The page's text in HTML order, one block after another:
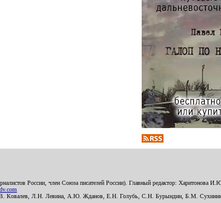
России, член Союза писателей России). Главный редактор: Харитонова
Ковалев, Л.Н. Левина, А.Ю. Жданов, Е.Н. Голубь, С.Н. Бурындин, Б.М.